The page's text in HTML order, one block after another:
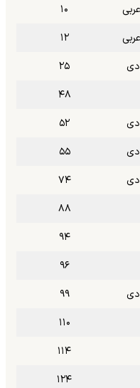
۱۰
۱۲
۲۵
۴۸
۵۲
۵۵
۷۴
۸۸
۹۴
۹۶
۹۹
۱۱۰
۱۱۴
۱۲۴